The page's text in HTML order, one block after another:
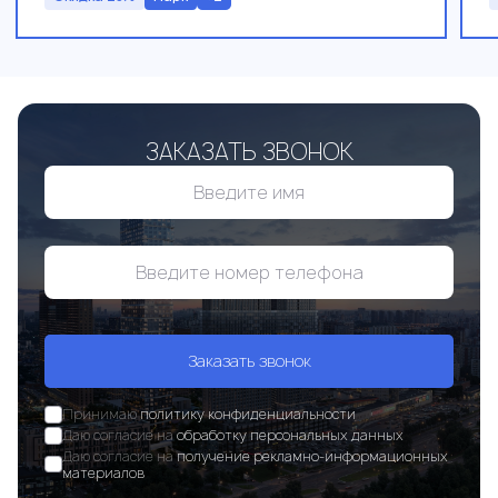
ЗАКАЗАТЬ ЗВОНОК
Заказать звонок
Принимаюполитику конфиденциальности
Даю согласие наобработку персональных данных
Даю согласие наполучение рекламно-информационных
материалов